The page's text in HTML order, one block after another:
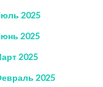
2025
2025
2025
2025